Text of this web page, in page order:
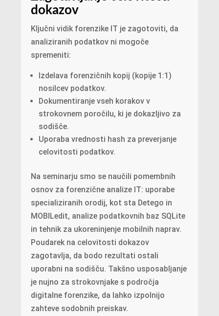
dokazov
Ključni vidik forenzike IT je zagotoviti, da
analiziranih podatkov ni mogoče
spremeniti:
Izdelava forenzičnih kopij (kopije 1:1)
nosilcev podatkov.
Dokumentiranje vseh korakov v
strokovnem poročilu, ki je dokazljivo za
sodišče.
Uporaba vrednosti hash za preverjanje
celovitosti podatkov.
Na seminarju smo se naučili pomembnih
osnov za forenzične analize IT: uporabe
specializiranih orodij, kot sta Detego in
MOBILedit, analize podatkovnih baz SQLite
in tehnik za ukoreninjenje mobilnih naprav.
Poudarek na celovitosti dokazov
zagotavlja, da bodo rezultati ostali
uporabni na sodišču. Takšno usposabljanje
je nujno za strokovnjake s področja
digitalne forenzike, da lahko izpolnijo
zahteve sodobnih preiskav.